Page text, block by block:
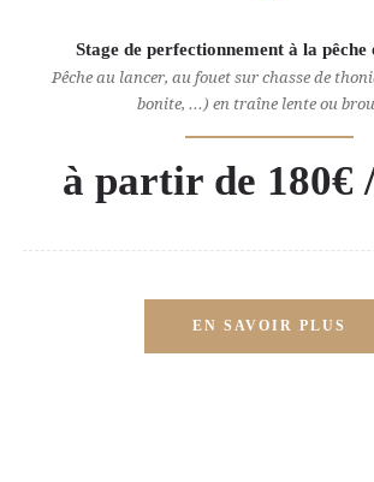
Stage de perfectionnement à la pêche
Pêche au lancer, au fouet sur chasse de
bonite, ...) en traîne lente ou
à partir de 180€
EN SAVOIR PLUS